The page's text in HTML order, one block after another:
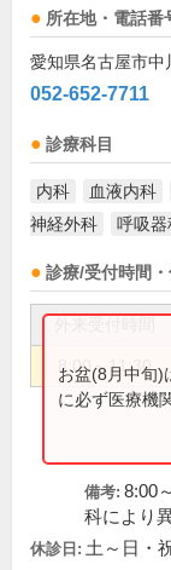
所在地・電話番
愛知県名古屋市中
052-652-7711
診療科目
内科 血液内科
神経外科
呼吸器
診療/受付時間・
8:00～11:30
お盆(8月中旬)
に必ず医療機
備考: 8:00
科により
休診日: 土～日・